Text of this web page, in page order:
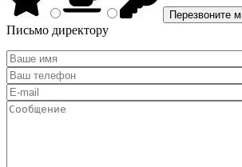
Письмо директору